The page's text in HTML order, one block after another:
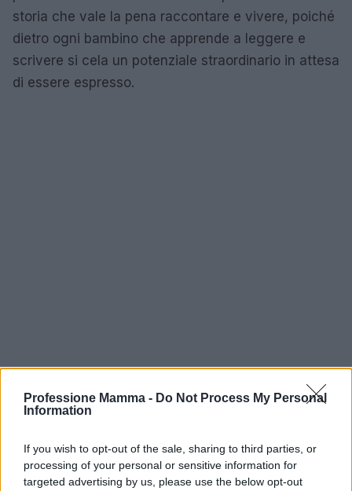
Professione Mamma - Do Not Process My Personal
Information
If you wish to opt-out of the sale, sharing to third parties, or
processing of your personal or sensitive information for
targeted advertising by us, please use the below opt-out
storia che vale la pena raccontare e vivere, poiché
dietro ogni bambino che apprende a leggere e
scrivere si cela un potenziale straordinario in attesa
di essere espresso.
AUTORE